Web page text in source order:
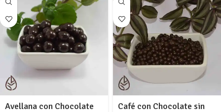
Avellana con Chocolate
Café con Chocolate sin